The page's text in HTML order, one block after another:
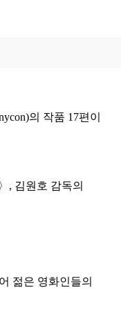
의 작품 17편이
, 김원호 감독의
젊은 영화인들의